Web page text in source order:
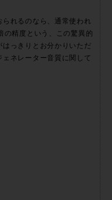
れるのなら、通常使われ
の精度という、この驚異的
っきりとお分かりいただ
ネレーター音質に関して